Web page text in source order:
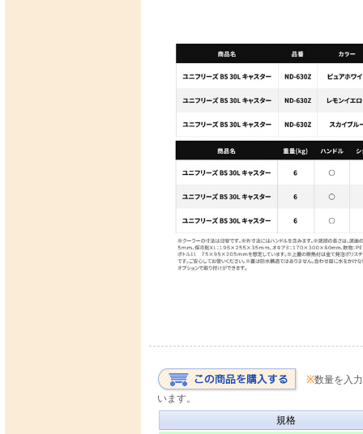
※数量を入
います。
規格